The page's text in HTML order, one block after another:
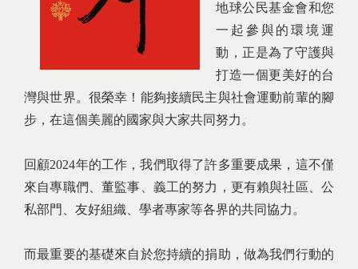
地球公民基金會和您
一起參與的環境運
動，正是為了守護與
打造一個更美好的台
灣與世界。很榮幸！能夠接續民主與社會運動前輩的腳
步，在這個美麗的國家與大家共同努力。
回顧2024年的工作，我們取得了許多重要成果，這不僅
來自專職們、董監事、義工的努力，更有賴與社區、公
私部門、友好組織、學者專家等各界的共同協力。
而最重要的基礎來自於您持續的捐助，做為我們行動的